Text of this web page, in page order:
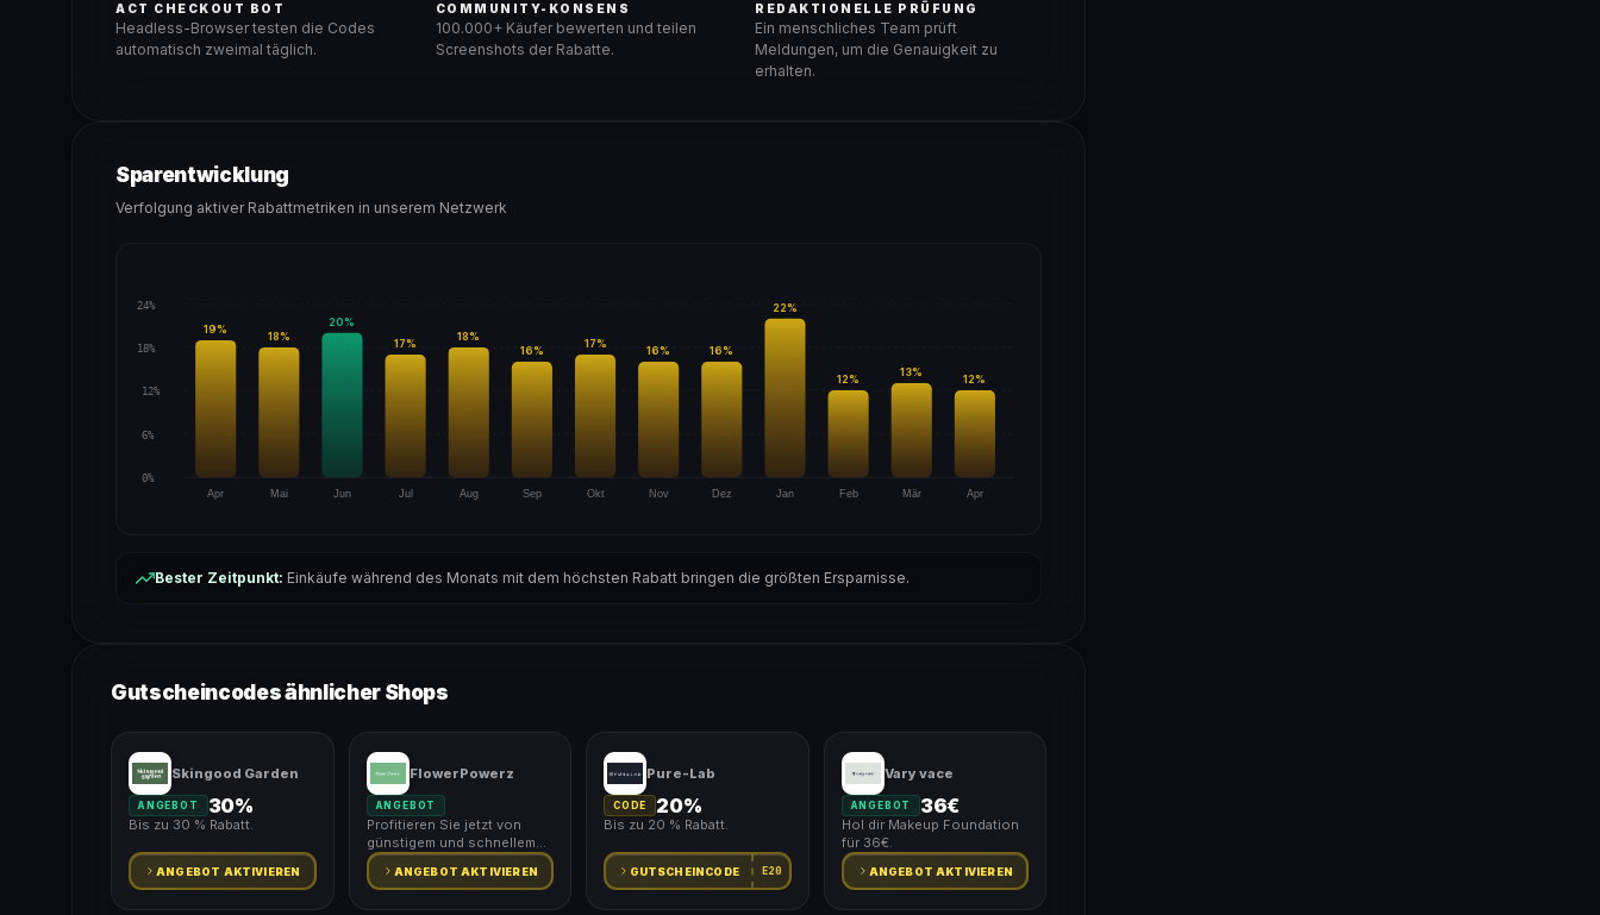
ACT CHECKOUT BOT
Headless-Browser testen die Codes
automatisch zweimal täglich.
COMMUNITY-KONSENS
100.000+ Käufer bewerten und teilen
Screenshots der Rabatte.
REDAKTIONELLE PRÜFUNG
Ein menschliches Team prüft
Meldungen, um die Genauigkeit zu
erhalten.
Sparentwicklung
Verfolgung aktiver Rabattmetriken in unserem Netzwerk
24%
18%
12%
6%
0%
Apr
19%
Mai
18%
Jun
20%
Jul
17%
Aug
18%
Sep
16%
Okt
17%
Nov
16%
Dez
16%
Jan
22%
Feb
12%
Mär
13%
Apr
12%
Bester Zeitpunkt: Einkäufe während des Monats mit dem höchsten Rabatt bringen die größten Ersparnisse.
Gutscheincodes ähnlicher Shops
Skingood Garden
ANGEBOT 30%
Bis zu 30 % Rabatt.
ANGEBOT AKTIVIEREN
FlowerPowerz
ANGEBOT
Profitieren Sie jetzt von
günstigem und schnellem
Versand.
ANGEBOT AKTIVIEREN
Pure-Lab
CODE 20%
Bis zu 20 % Rabatt.
GUTSCHEINCODE E20
Vary vace
ANGEBOT 36€
Hol dir Makeup Foundation
für 36€.
ANGEBOT AKTIVIEREN